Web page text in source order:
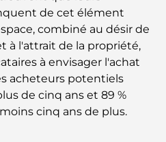
de Dubaï : Quand la
la culture
les plus chères qui
mesure
de cet élément
combiné au désir de
à l'attrait de la propriété,
à envisager l'achat
acheteurs potentiels
de cinq ans et 89 %
cinq ans de plus.